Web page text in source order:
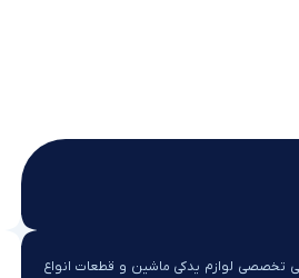
تخصصی لوازم یدکی ماشین و قطعات انواع